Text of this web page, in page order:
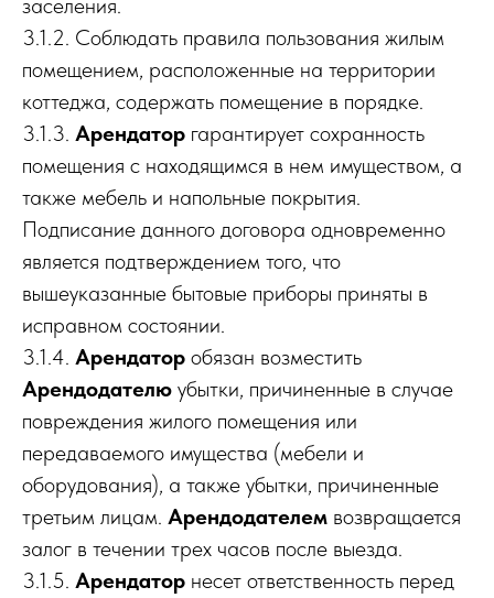
заселения.
3.1.2. Соблюдать правила пользования жилым
помещением, расположенные на территории
коттеджа, содержать помещение в порядке.
3.1.3. Арендатор гарантирует сохранность
помещения с находящимся в нем имуществом, а
также мебель и напольные покрытия.
Подписание данного договора одновременно
является подтверждением того, что
вышеуказанные бытовые приборы приняты в
исправном состоянии.
3.1.4. Арендатор обязан возместить
Арендодателю убытки, причиненные в случае
повреждения жилого помещения или
передаваемого имущества (мебели и
оборудования), а также убытки, причиненные
третьим лицам. Арендодателем возвращается
залог в течении трех часов после выезда.
3.1.5. Арендатор несет ответственность перед